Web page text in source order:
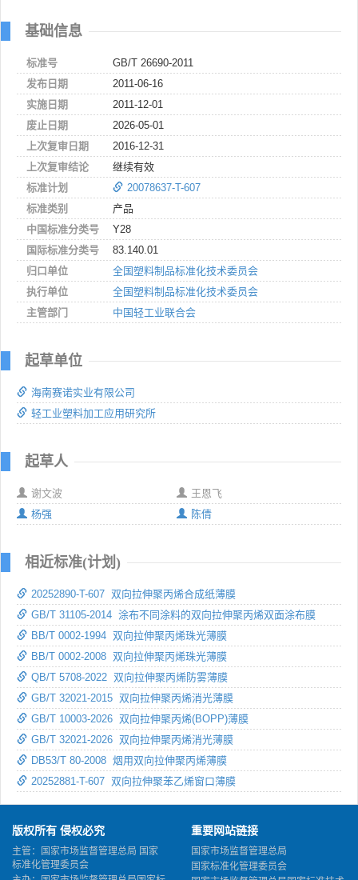
基础信息
标准号
GB/T 26690-2011
发布日期
2011-06-16
实施日期
2011-12-01
废止日期
2026-05-01
上次复审日期
2016-12-31
上次复审结论
继续有效
标准计划
20078637-T-607
标准类别
产品
中国标准分类号
Y28
国际标准分类号
83.140.01
归口单位
全国塑料制品标准化技术委员会
执行单位
全国塑料制品标准化技术委员会
主管部门
中国轻工业联合会
起草单位
海南赛诺实业有限公司
轻工业塑料加工应用研究所
起草人
谢文波
王恩飞
杨强
陈倩
相近标准(计划)
20252890-T-607 双向拉伸聚丙烯合成纸薄膜
GB/T 31105-2014 涂布不同涂料的双向拉伸聚丙烯双面涂布膜
BB/T 0002-1994 双向拉伸聚丙烯珠光薄膜
BB/T 0002-2008 双向拉伸聚丙烯珠光薄膜
QB/T 5708-2022 双向拉伸聚丙烯防雾薄膜
GB/T 32021-2015 双向拉伸聚丙烯消光薄膜
GB/T 10003-2026 双向拉伸聚丙烯(BOPP)薄膜
GB/T 32021-2026 双向拉伸聚丙烯消光薄膜
DB53/T 80-2008 烟用双向拉伸聚丙烯薄膜
20252881-T-607 双向拉伸聚苯乙烯窗口薄膜
版权所有 侵权必究
主管：国家市场监督管理总局 国家
标准化管理委员会
重要网站链接
国家市场监督管理总局
国家标准化管理委员会